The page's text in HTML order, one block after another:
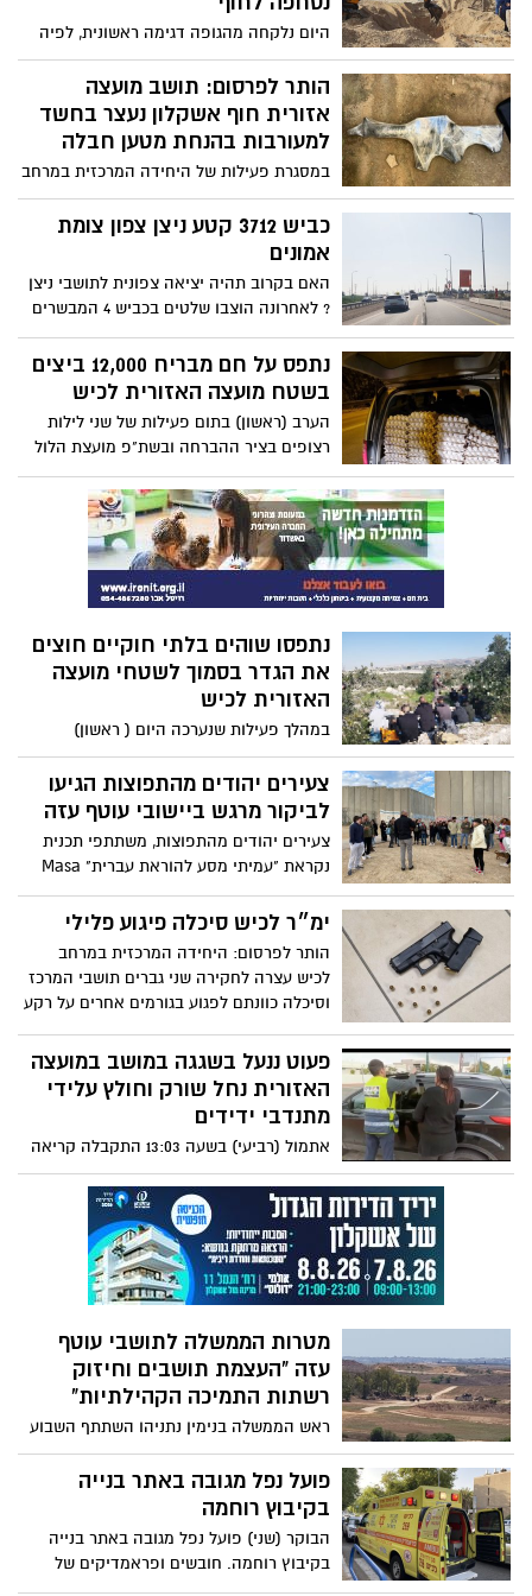
היום נלקחה מהגופה דגימה ראשונית, לפיה
יוחלט אם ומתי יהיה נכון להוציא את השלד
מהבור לצורך שימור. צירוף מקרים או צחוק
הגורל, במהלך לקיחת הדגימות נסחפה לא
רחוק מהמקום גופת לוויתן מצוי נוספת. צפו
הותר לפרסום: תושב מועצה
אזורית חוף אשקלון נעצר בחשד
למעורבות בהנחת מטען חבלה
במסגרת פעילות של היחידה המרכזית במרחב
לכיש, נגד ארגוני וכנופיות הפשיעה, נפתחה
בחודש ינואר חקירה שעניינה הטמנת מטען
חבלה במסעדה בעיר נתיבות. במהלך החקירה
סכסוך פלילי בין עבריינים
כביש 3712 קטע ניצן צפון צומת
אמונים
האם בקרוב תהיה יציאה צפונית לתושבי ניצן
? לאחרונה הוצבו שלטים בכביש 4 המבשרים
על ביצוע עבודות כביש גישה /יציאה צפונית
וסלילת כביש חדש בשם- 3712, בקטע של
צומת ניצן לצומת אמונים. בשנת 2020 צומת
לכביש 4, כיום גורמת להארכת זמן היציאה
ממנו. במשרד התחבורה התעקשו שסגירת
המעבר הייתה הכרחית להצלת חיי אדם. ואף
ציינו שעל פי תוכנית התשתיות באזור, פתרון
למצב הסבוך רחוק מאוד. התושבים מחאו אין
ספור פעמים אך ללא הצלחה. האם כעת
סלילת הכביש החדש תעניק פתרון ?
נתפס על חם מבריח 12,000 ביצים
בשטח מועצה האזורית לכיש
הערב (ראשון) בתום פעילות של שני לילות
רצופים בציר ההברחה ובשת"פ מועצת הלול
וצוותי שיטור של חבל לכיש שנערכו בסמוך
ליישוב אמציה בהמתנה למעצר שבחי"ם
והברחות מהשטחים - נתפס חשוד בכיכר
ביצים חתומות (חתימה מזויפת) ומוברחות
מיהודה ושומרון לדרום הארץ . החשוד הועבר
בירושליים.
נתפסו שוהים בלתי חוקיים חוצים
את הגדר בסמוך לשטחי מועצה
האזורית לכיש
במהלך פעילות שנערכה היום ( ראשון)
פעילות אכיפה כנגד שוהים בלתי חוקיים
שחוצים את חומת ההפרדה בסמוך ליישובים
בתחום מועצה אזורית לכיש
צעירים יהודים מהתפוצות הגיעו
לביקור מרגש ביישובי עוטף עזה
צעירים יהודים מהתפוצות, משתתפי תכנית
נקראת "עמיתי מסע להוראת עברית" Masa
Israel Teaching Fellows, המגיעים לישראל
כדי לתגבר את הוראת האנגלית במערכת
ימ״ר לכיש סיכלה פיגוע פלילי
הותר לפרסום: היחידה המרכזית במרחב
לכיש עצרה לחקירה שני גברים תושבי המרכז
וסיכלה כוונתם לפגוע בגורמים אחרים על רקע
ימים
פעוט ננעל בשגגה במושב במועצה
האזורית נחל שורק וחולץ עלידי
מתנדבי ידידים
אתמול (רביעי) בשעה 13:03 התקבלה קריאה
במוקד ידידים, אודות פעוט כבן שנתיים,
שננעל בשגגה ברכב לעיני אמו, ברחוב התמר
ביישוב גני טל.
מטרות הממשלה לתושבי עוטף
עזה "העצמת תושבים וחיזוק
רשתות התמיכה הקהילתיות"
ראש הממשלה בנימין נתניהו השתתף השבוע
בישיבת התנעה של מנכ"לי משרדי הממשלה
הרלוונטיים וראשי רשויות מעוטף עזה, אותה
הוביל מנכ"ל משרד רה"מ במטרה לגבש
פועל נפל מגובה באתר בנייה
בקיבוץ רוחמה
הבוקר (שני) פועל נפל מגובה באתר בנייה
בקיבוץ רוחמה. חובשים ופראמדיקים של
מד"א שהגיעו למקום העניקו טיפול רפואי